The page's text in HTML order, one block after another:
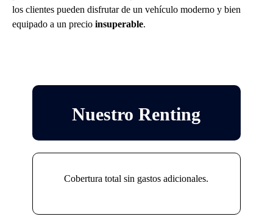
los clientes pueden disfrutar de un vehículo moderno y bien
equipado a un precio insuperable.
Nuestro Renting
Cobertura total sin gastos adicionales.